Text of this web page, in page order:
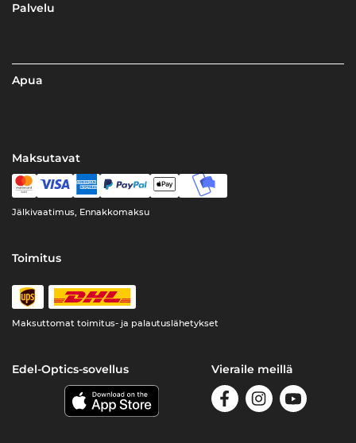
Palvelu
Apua
Maksutavat
Jälkivaatimus, Ennakkomaksu
Toimitus
Maksuttomat toimitus- ja palautuslähetykset
Edel-Optics-sovellus Vieraile meillä